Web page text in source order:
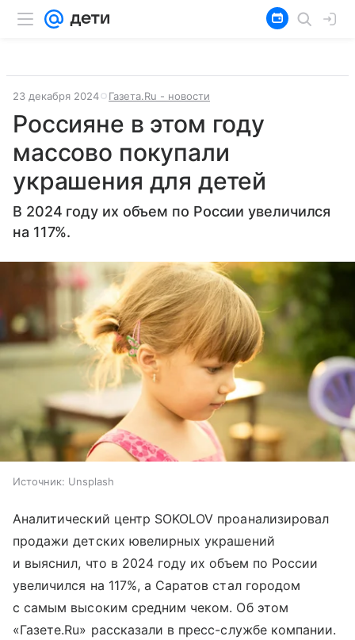
23 декабря 2024 Газета.Ru - новости
Россияне в этом году
массово покупали
украшения для детей
В 2024 году их объем по России увеличился
на 117%.
Источник: Unsplash
Аналитический центр SOKOLOV проанализировал
продажи детских ювелирных украшений
и выяснил, что в 2024 году их объем по России
увеличился на 117%, а Саратов стал городом
с самым высоким средним чеком. Об этом
«Газете.Ru» рассказали в пресс-службе компании.